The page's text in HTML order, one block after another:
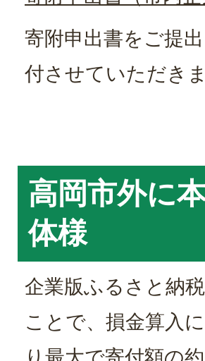
寄附申出書をご提
付させていただきま
高岡市外に
体様
企業版ふるさと納
ことで、損金算入